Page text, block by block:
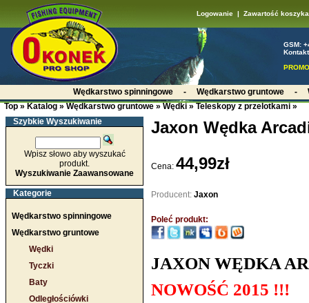
Logowanie| Zawartość koszyka
GSM:
Wędkarstwo spinningowe - Wędkarstwo gruntowe -
Top » Katalog » Wędkarstwo gruntowe » Wędki » Teleskopy z przelotkami »
Szybkie Wyszukiwanie
Wpisz słowo aby wyszukać
produkt.
Wyszukiwanie Zaawansowane
Kategorie
Wędkarstwo spinningowe
Wędkarstwo gruntowe
Wędki
Tyczki
Baty
Odległościówki
Jaxon Wędka
Cena: 44,99zł
Producent: Jaxon
Poleć produkt:
JAXON WĘDKA
NOWOŚĆ 2015 !!!